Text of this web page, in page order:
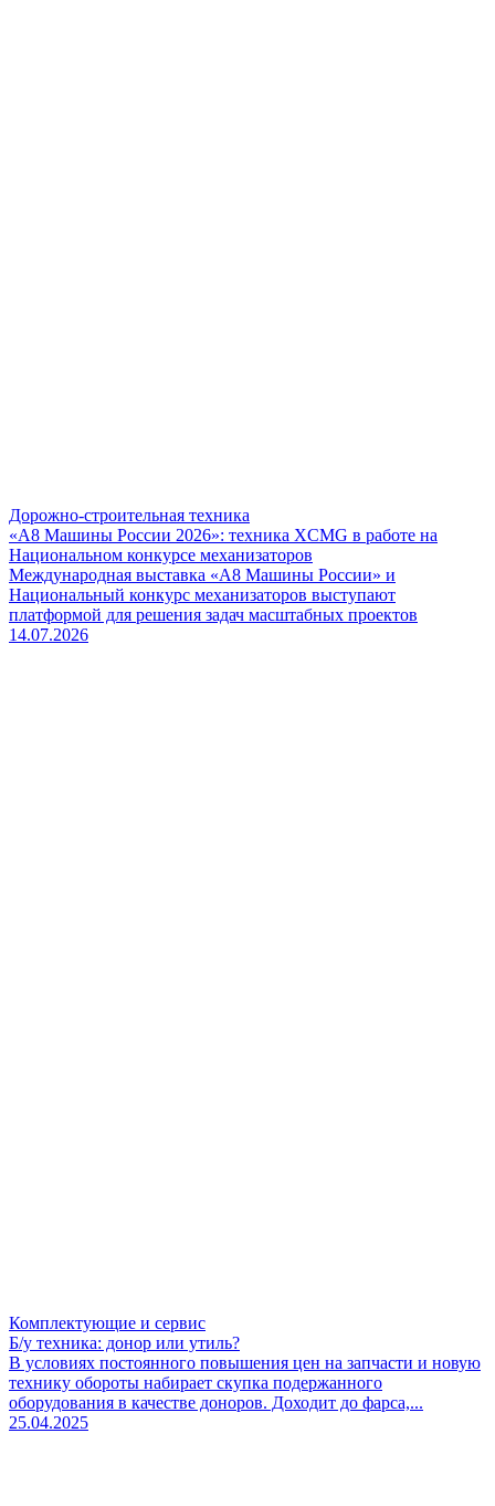
Дорожно-строительная техника
«А8 Машины России 2026»: техника XCMG в работе на
Национальном конкурсе механизаторов
Международная выставка «А8 Машины России» и
Национальный конкурс механизаторов выступают
платформой для решения задач масштабных проектов
14.07.2026
Комплектующие и сервис
Б/у техника: донор или утиль?
В условиях постоянного повышения цен на запчасти и новую
технику обороты набирает скупка подержанного
оборудования в качестве доноров. Доходит до фарса,...
25.04.2025